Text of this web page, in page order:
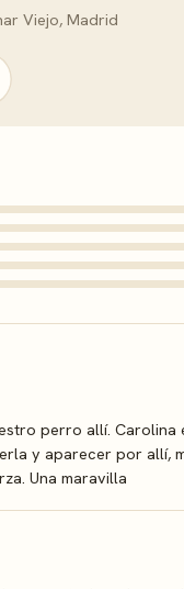
Viejo, Madrid
perro allí. Carolina
y aparecer por allí,
Una maravilla